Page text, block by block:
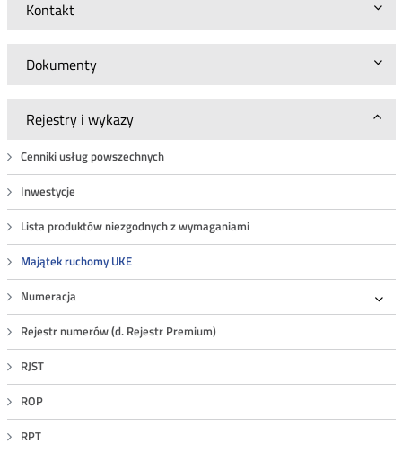
Kontakt
Dokumenty
Rejestry i wykazy
Cenniki usług powszechnych
Inwestycje
Lista produktów niezgodnych z wymaganiami
Majątek ruchomy UKE
Numeracja
Rejestr numerów (d. Rejestr Premium)
RJST
ROP
RPT